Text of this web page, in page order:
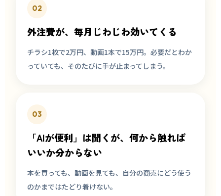
02
外注費が、毎月じわじわ効いてくる
チラシ1枚で2万円、動画1本で15万円。必要だとわか
っていても、そのたびに手が止まってしまう。
03
「AIが便利」は聞くが、何から触れば
いいか分からない
本を買っても、動画を見ても、自分の商売にどう使う
のかまではたどり着けない。